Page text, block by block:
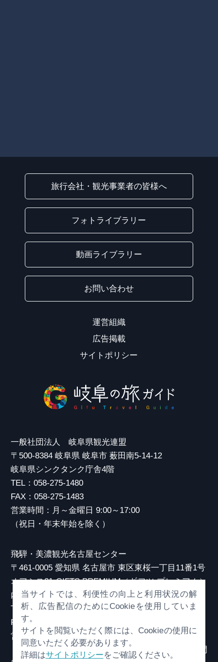
旅行会社・観光事業者の皆様へ
フォトライブラリー
動画ライブラリー
お問い合わせ
運営組織
広告掲載
サイトポリシー
一般社団法人 岐阜県観光連盟
〒500-8384 岐阜県 岐阜市 薮田南5-14-12
岐阜県シンクタンク庁舎4階
TEL：058-275-1480
FAX：058-275-1483
営業時間：月～金曜日 9:00～17:00
（祝日・年末年始を除く）
飛騨・美濃観光名古屋センター
〒461-0005 愛知県 名古屋市 東区東桜一丁目11番1号
オアシス21 GIFTS PREMIUM（ギフツ プレミアム）
内
TEL：052-253-6185
FAX：052-253-6186
営業時間：10:00～21:00
（原則、元日を除き年中無休）※観光相談対応時間
当サイトでは、利便性の向上と利用状況の解
析、広告配信のためにCookieを使用していま
す。
サイトを閲覧いただく際には、Cookieの使用に
同意いただく必要があります。
詳細はサイトポリシーをご確認ください。